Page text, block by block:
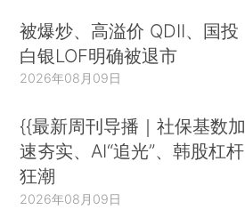
被爆炒、高溢价 QDII、国投
白银LOF明确被退市
2026年08月09日
{{最新周刊导播｜社保基数加
速夯实、AI“追光”、韩股杠杆
狂潮
2026年08月09日